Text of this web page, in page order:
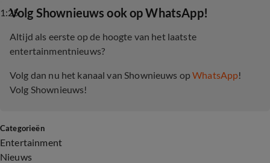
1:25‎Volg Shownieuws ook op WhatsApp!
Altijd als eerste op de hoogte van het laatste
entertainmentnieuws?
Volg dan nu het kanaal van Shownieuws opWhatsApp!
Volg Shownieuws!
Categorieën
Entertainment
Nieuws